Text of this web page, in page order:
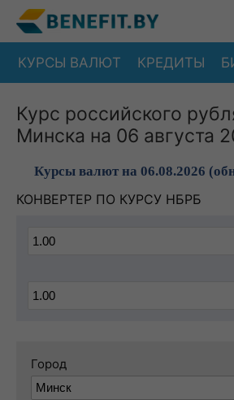
КУРСЫ ВАЛЮТ КРЕДИТЫ
Курс российского
Минска на 06 августа
Курсы валют на 06.08.2026
КОНВЕРТЕР ПО КУРСУ НБРБ
Город